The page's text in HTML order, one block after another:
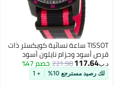
TISSOT ساعة نسائية كويكستر ذات
قرص أسود وحزام نايلون أسود
ووردي فاقع
د.ب‏117.64
221.98خصم 47%
لك رصيد مسترجع 10% + 1